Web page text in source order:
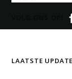
LAATSTE